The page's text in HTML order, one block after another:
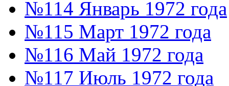
№114 Январь 1972 года
№115 Март 1972 года
№116 Май 1972 года
№117 Июль 1972 года